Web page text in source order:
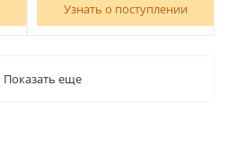
Узнать о поступлении
Показать еще